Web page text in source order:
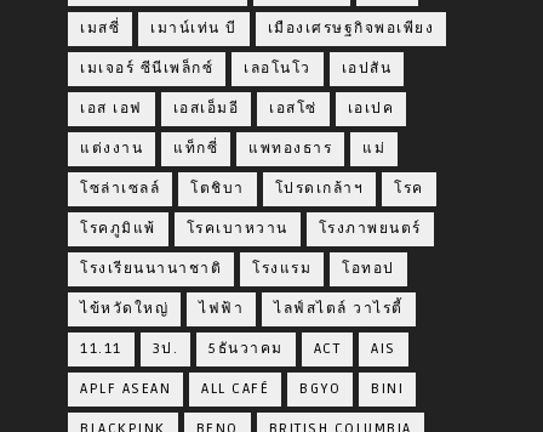
เมสซี่ เมาน์เท่น บี เมืองเศรษฐกิจพอเพียง
เมเจอร์ ซีนีเพล็กซ์ เลอโนโว เอปสัน
เอส เอฟ เอสเอ็มอี เอสโซ่ เอเปค
แต่งงาน แท็กซี่ แพทองธาร แม่
โซล่าเซลล์ โตชิบา โปรดเกล้าฯ โรค
โรคภูมิแพ้ โรคเบาหวาน โรงภาพยนตร์
โรงเรียนนานาชาติ โรงแรม โอทอป
ไข้หวัดใหญ่ ไฟฟ้า ไลฟ์สไตล์ วาไรตี้
11.11 3ป. 5ธันวาคม ACT AIS
APLF ASEAN ALL CAFÉ BGYO BINI